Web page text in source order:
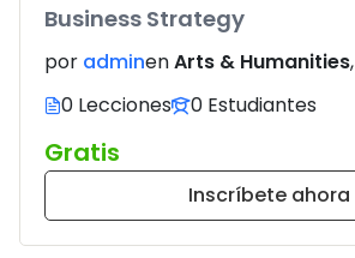
Business Strategy
por adminenArts & Humanities,
0 Lecciones
0 Estudiantes
Gratis
Inscríbete ahora